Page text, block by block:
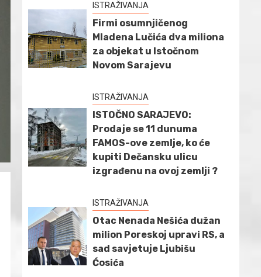
ISTRAŽIVANJA
Firmi osumnjičenog
Mladena Lučića dva miliona
za objekat u Istočnom
Novom Sarajevu
ISTRAŽIVANJA
ISTOČNO SARAJEVO:
Prodaje se 11 dunuma
FAMOS-ove zemlje, ko će
kupiti Dečansku ulicu
izgrađenu na ovoj zemlji ?
ISTRAŽIVANJA
Otac Nenada Nešića dužan
milion Poreskoj upravi RS, a
sad savjetuje Ljubišu
Ćosića